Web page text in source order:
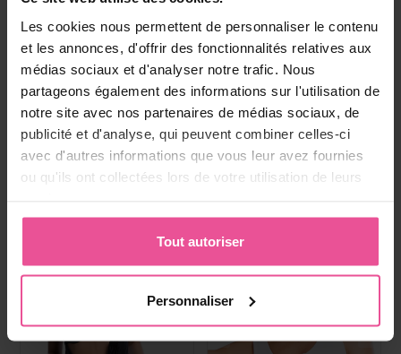
Les cookies nous permettent de personnaliser le contenu
et les annonces, d'offrir des fonctionnalités relatives aux
médias sociaux et d'analyser notre trafic. Nous
partageons également des informations sur l'utilisation de
notre site avec nos partenaires de médias sociaux, de
publicité et d'analyse, qui peuvent combiner celles-ci
avec d'autres informations que vous leur avez fournies
ou qu'ils ont collectées lors de votre utilisation de leurs
Tout autoriser
Personnaliser
réclamations
Produits les plus vendus